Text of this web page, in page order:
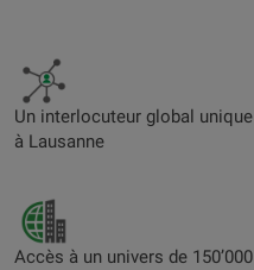
Un interlocuteur global unique
à Lausanne
Accès à un univers de 150’000